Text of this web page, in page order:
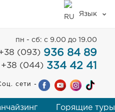
Язык
пн - сб: с 9.00 до 19.00
(093) 936 84 89
+38 (044) 334 42 41
сети -
Горящие туры